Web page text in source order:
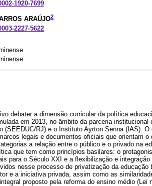
1920-7699
ARAÚJO2
2227-5622
debater a dimensão curricular da política
em 2013, no âmbito da parceria
(SEEDUC/RJ) e o Instituto Ayrton Senna (IAS).
legais e documentos oficiais que orientam
a relação entre o público e o privado na
que tem como princípios basilares: o
para o Século XXI e a flexibilização e
nesse processo de privatização da
e a iniciativa privada, assim como as
proposto pela reforma do ensino médio (Lei